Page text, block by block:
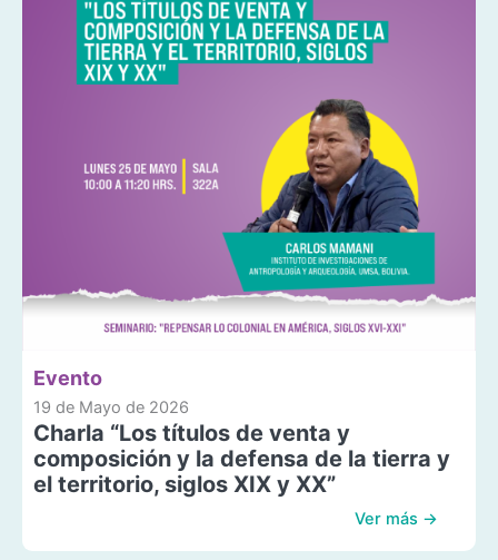
Evento
19 de Mayo de 2026
Charla “Los títulos de venta y
composición y la defensa de la tierra y
el territorio, siglos XIX y XX”
Ver más →